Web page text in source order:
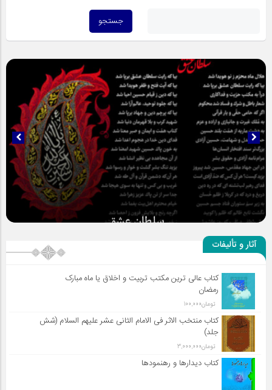
سلطان عشق
آثار و تألیفات
کتاب عالی ترین مکتب تربیت و اخلاق یا ماه مبارک
رمضان
تومان100,000
کتاب منتخب الاثر فی الامام الثانی عشر علیهم السلام (شش
جلد)
تومان3,000,000
کتاب دیدارها و رهنمودها